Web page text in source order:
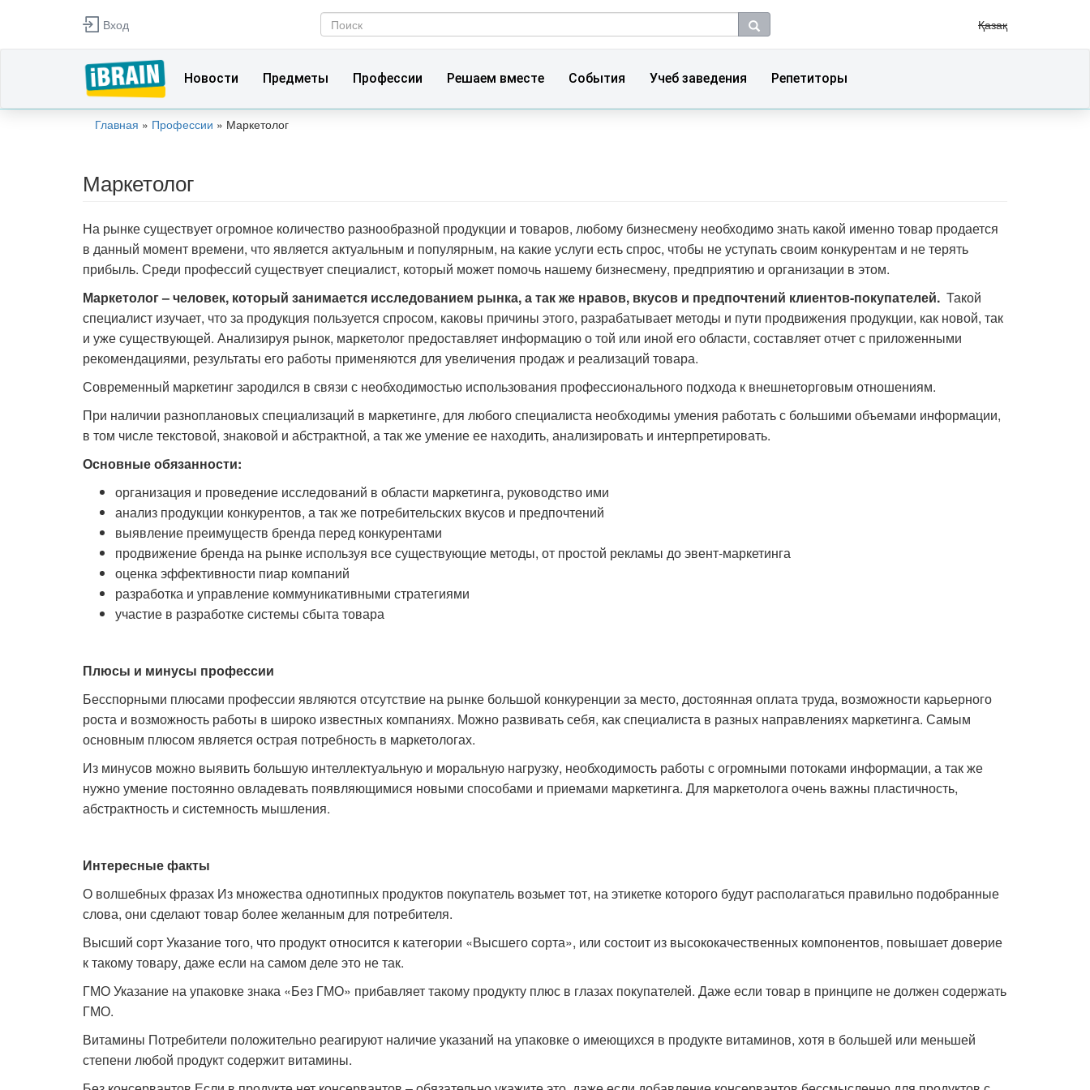
Перейти к основному содержанию
Вход Форма поиска
Поиск
Қазақ
Новости Предметы Профессии Решаем вместе События Учеб заведения Репетиторы
Вы здесь
Главная » Профессии » Маркетолог
Маркетолог
На рынке существует огромное количество разнообразной продукции и товаров, любому бизнесмену необходимо знать какой именно товар продается
в данный момент времени, что является актуальным и популярным, на какие услуги есть спрос, чтобы не уступать своим конкурентам и не терять
прибыль. Среди профессий существует специалист, который может помочь нашему бизнесмену, предприятию и организации в этом.
Маркетолог – человек, который занимается исследованием рынка, а так же нравов, вкусов и предпочтений клиентов-покупателей. Такой
специалист изучает, что за продукция пользуется спросом, каковы причины этого, разрабатывает методы и пути продвижения продукции, как новой, так
и уже существующей. Анализируя рынок, маркетолог предоставляет информацию о той или иной его области, составляет отчет с приложенными
рекомендациями, результаты его работы применяются для увеличения продаж и реализаций товара.
Современный маркетинг зародился в связи с необходимостью использования профессионального подхода к внешнеторговым отношениям.
При наличии разноплановых специализаций в маркетинге, для любого специалиста необходимы умения работать с большими объемами информации,
в том числе текстовой, знаковой и абстрактной, а так же умение ее находить, анализировать и интерпретировать.
Основные обязанности:
организация и проведение исследований в области маркетинга, руководство ими
анализ продукции конкурентов, а так же потребительских вкусов и предпочтений
выявление преимуществ бренда перед конкурентами
продвижение бренда на рынке используя все существующие методы, от простой рекламы до эвент-маркетинга
оценка эффективности пиар компаний
разработка и управление коммуникативными стратегиями
участие в разработке системы сбыта товара
Плюсы и минусы профессии
Бесспорными плюсами профессии являются отсутствие на рынке большой конкуренции за место, достоянная оплата труда, возможности карьерного
роста и возможность работы в широко известных компаниях. Можно развивать себя, как специалиста в разных направлениях маркетинга. Самым
основным плюсом является острая потребность в маркетологах.
Из минусов можно выявить большую интеллектуальную и моральную нагрузку, необходимость работы с огромными потоками информации, а так же
нужно умение постоянно овладевать появляющимися новыми способами и приемами маркетинга. Для маркетолога очень важны пластичность,
абстрактность и системность мышления.
Интересные факты
О волшебных фразах Из множества однотипных продуктов покупатель возьмет тот, на этикетке которого будут располагаться правильно подобранные
слова, они сделают товар более желанным для потребителя.
Высший сорт Указание того, что продукт относится к категории «Высшего сорта», или состоит из высококачественных компонентов, повышает доверие
к такому товару, даже если на самом деле это не так.
ГМО Указание на упаковке знака «Без ГМО» прибавляет такому продукту плюс в глазах покупателей. Даже если товар в принципе не должен содержать
ГМО.
Витамины Потребители положительно реагируют наличие указаний на упаковке о имеющихся в продукте витаминов, хотя в большей или меньшей
степени любой продукт содержит витамины.